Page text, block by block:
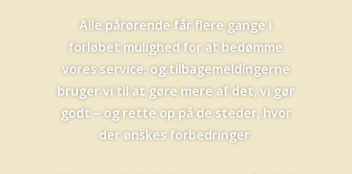
Alle pårørende får flere gange i
forløbet mulighed for at bedømme
vores service, og tilbagemeldingerne
bruger vi til at gøre mere af det, vi gør
godt – og rette op på de steder, hvor
der ønskes forbedringer.